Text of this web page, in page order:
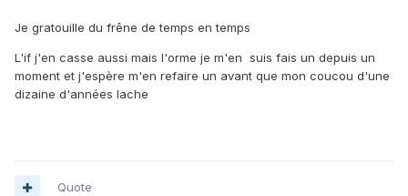
Je gratouille du frêne de temps en temps
L'if j'en casse aussi mais l'orme je m'en suis fais un depuis un
moment et j'espère m'en refaire un avant que mon coucou d'une
dizaine d'années lache
Quote